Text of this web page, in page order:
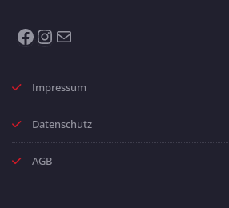
Facebook
Instagram
E-Mail
Impressum
Datenschutz
AGB